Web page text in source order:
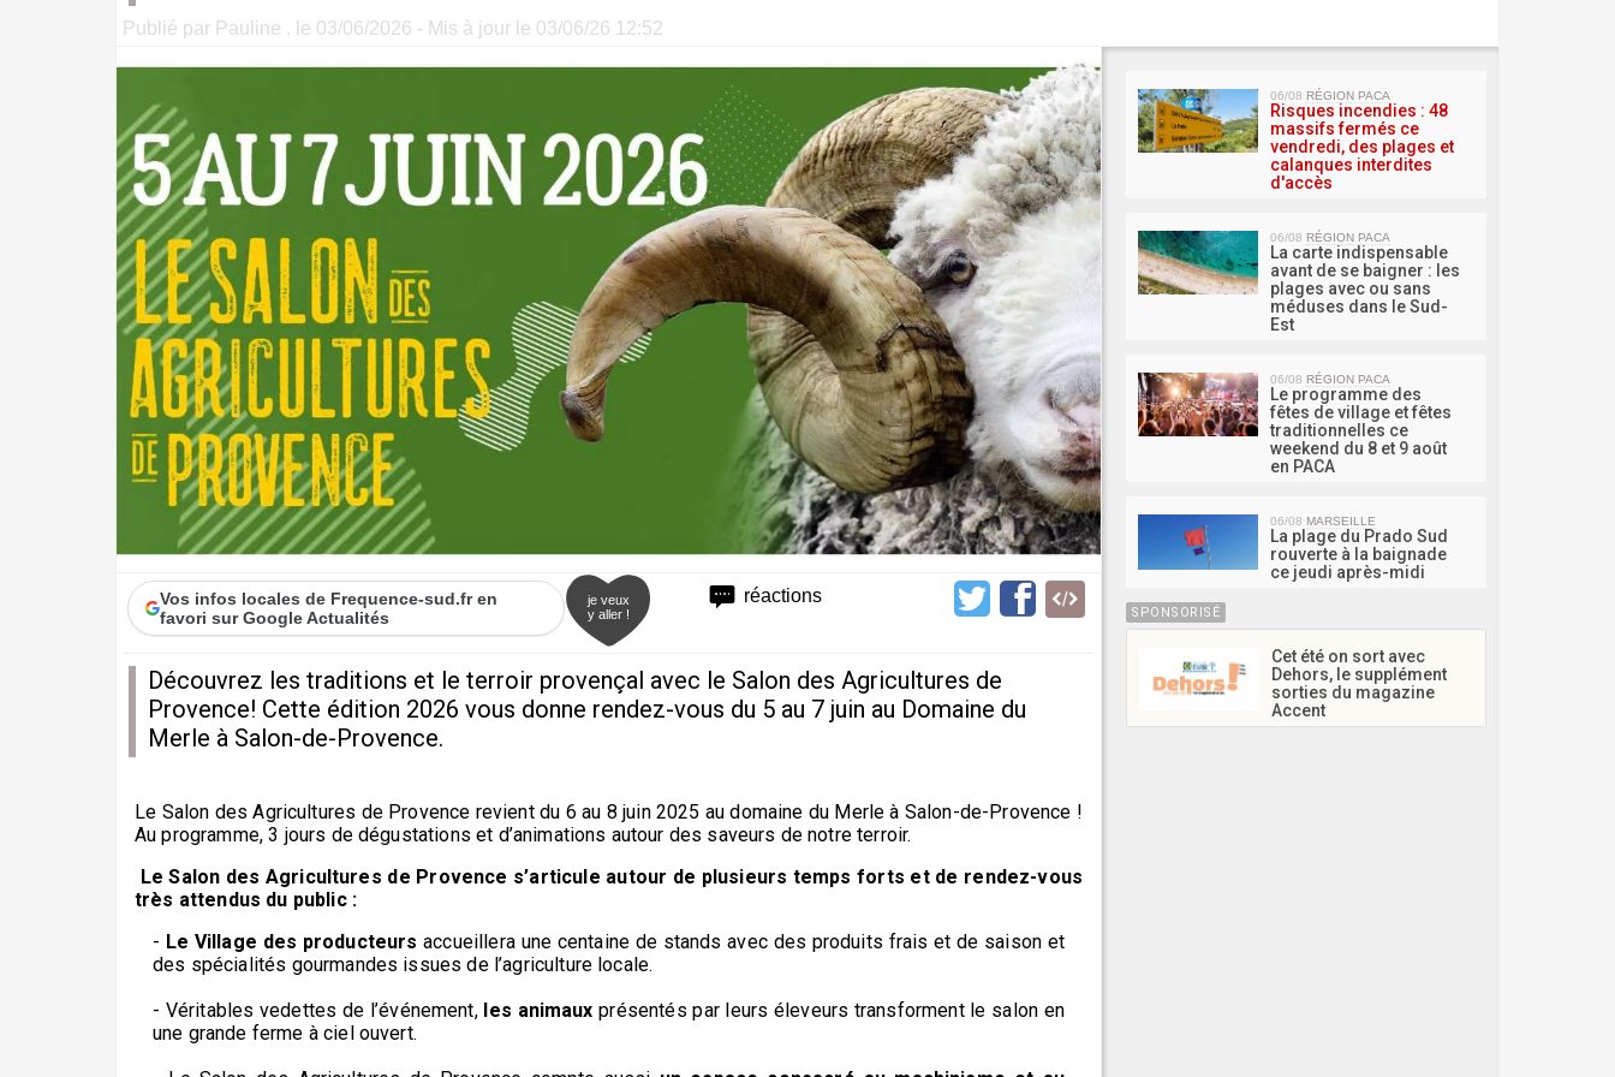
Publié par Pauline . le 03/06/2026 - Mis à jour le 03/06/26 12:52
réactions
Vos infos locales de Frequence-sud.fr en
favori sur Google Actualités
je veux
y aller !
Découvrez les traditions et le terroir provençal avec le Salon des Agricultures de
Provence! Cette édition 2026 vous donne rendez-vous du 5 au 7 juin au Domaine du
Merle à Salon-de-Provence.
Le Salon des Agricultures de Provence revient du 6 au 8 juin 2025 au domaine du Merle à Salon-de-Provence !
Au programme, 3 jours de dégustations et d’animations autour des saveurs de notre terroir.
Le Salon des Agricultures de Provence s’articule autour de plusieurs temps forts et de rendez-vous
très attendus du public :
- Le Village des producteurs accueillera une centaine de stands avec des produits frais et de saison et
des spécialités gourmandes issues de l’agriculture locale.
- Véritables vedettes de l’événement,les animaux présentés par leurs éleveurs transforment le salon en
une grande ferme à ciel ouvert.
06/08 RÉGION PACA
Risques incendies : 48
massifs fermés ce
vendredi, des plages et
calanques interdites
d'accès
06/08 RÉGION PACA
La carte indispensable
avant de se baigner : les
plages avec ou sans
méduses dans le Sud-
Est
06/08 RÉGION PACA
Le programme des
fêtes de village et fêtes
traditionnelles ce
weekend du 8 et 9 août
en PACA
06/08 MARSEILLE
La plage du Prado Sud
rouverte à la baignade
ce jeudi après-midi
SPONSORISÉ
Cet été on sort avec
Dehors, le supplément
sorties du magazine
Accent